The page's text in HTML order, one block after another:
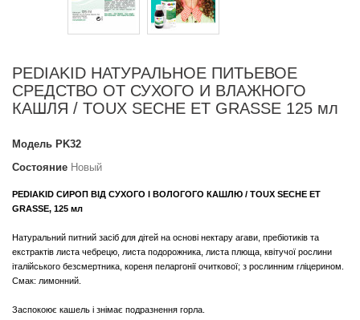
PEDIAKID НАТУРАЛЬНОЕ ПИТЬЕВОЕ
СРЕДСТВО ОТ СУХОГО И ВЛАЖНОГО
КАШЛЯ / TOUX SECHE ET GRASSE 125 мл
Модель PK32
Состояние Новый
PEDIAKID СИРОП ВІД СУХОГО І ВОЛОГОГО КАШЛЮ / TOUX SECHE ET
GRASSE, 125 мл
Натуральний питний засіб для дітей на основі нектару агави, пребіотиків та
екстрактів листа чебрецю, листа подорожника, листа плюща, квітучої рослини
італійського безсмертника, кореня пеларгонії очиткової; з рослинним гліцерином.
Смак: лимонний.
Заспокоює кашель і знімає подразнення горла.